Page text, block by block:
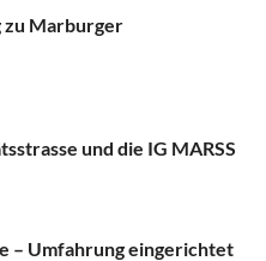
zu Marburger
und die IG MARSS
­– Umfahrung eingerichtet